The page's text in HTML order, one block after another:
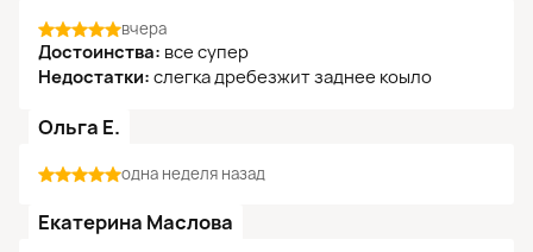
вчера
Достоинства: все супер
Недостатки: слегка дребезжит заднее коыло
Ольга Е.
одна неделя назад
Екатерина Маслова